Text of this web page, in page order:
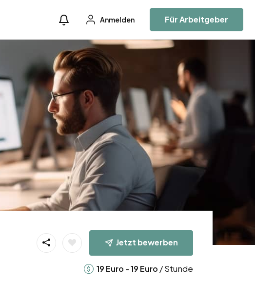
Anmelden Für Arbeitgeber
Jetzt bewerben
19 Euro -19 Euro / Stunde